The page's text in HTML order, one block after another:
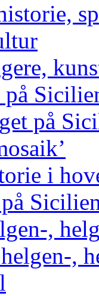
på
på
i
,
,